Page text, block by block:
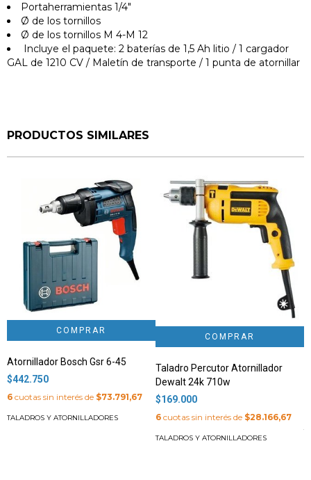
Portaherramientas 1/4"
Ø de los tornillos
Ø de los tornillos M 4-M 12
Incluye el paquete: 2 baterías de 1,5 Ah litio / 1 cargador
GAL de 1210 CV / Maletín de transporte / 1 punta de atornillar
PRODUCTOS SIMILARES
Atornillador Bosch Gsr 6-45
$442.750
6 cuotas sin interés de $73.791,67
TALADROS Y ATORNILLADORES
Taladro Percutor Atornillador
Dewalt 24k 710w
$169.000
6 cuotas sin interés de $28.166,67
TALADROS Y ATORNILLADORES